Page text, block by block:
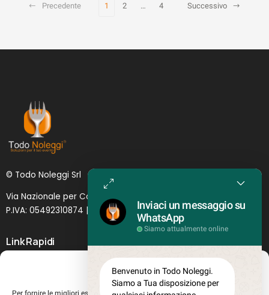
Gestisci Consenso
Per fornire le migliori esperienze, utilizziamo tecnologie come i cookie per
Precedente 1 2 … 4 Successivo
© Todo Noleggi Srl
Via Nazionale per Catania, 6 | 95024 - Acireale (CT)
P.IVA: 05492310874 | SDI: MJ1 O YNU (Lettera )
Link Rapidi
Inviaci un messaggio su
WhatsApp
Siamo attualmente online
Benvenuto in Todo Noleggi.
Siamo a Tua disposizione per